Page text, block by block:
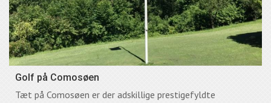
Golf på Comosøen
Tæt på Comosøen er der adskillige prestigefyldte